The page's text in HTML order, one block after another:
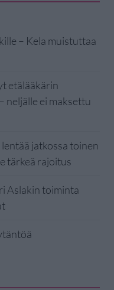
– Kela muistuttaa
etälääkärin
neljälle ei maksettu
jatkossa toinen
tärkeä rajoitus
Aslakin toiminta